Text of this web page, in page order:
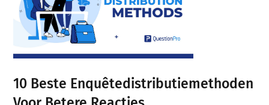
10 Beste Enquêtedistributiemethoden